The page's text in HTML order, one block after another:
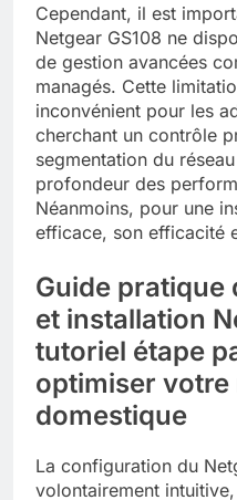
Cependant, il est
Netgear GS108 ne
de gestion avancées
managés. Cette
inconvénient pour les
cherchant un contrôle
segmentation du
profondeur des
Néanmoins, pour une
efficace, son efficacité
Guide
et installation
tutoriel étape
optimiser votre
domestique
La configuration du
volontairement